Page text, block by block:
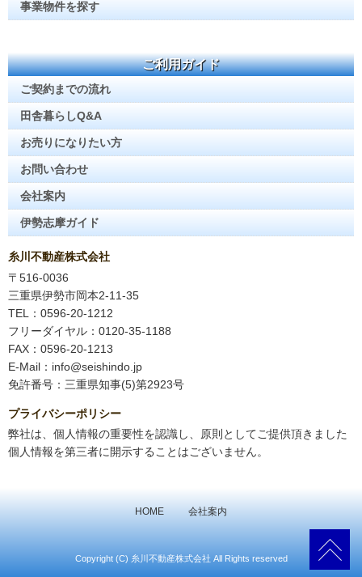
事業物件を探す
ご利用ガイド
ご契約までの流れ
田舎暮らしQ&A
お売りになりたい方
お問い合わせ
会社案内
伊勢志摩ガイド
糸川不動産株式会社
〒516-0036
三重県伊勢市岡本2-11-35
TEL：0596-20-1212
フリーダイヤル：0120-35-1188
FAX：0596-20-1213
E-Mail：info@seishindo.jp
免許番号：三重県知事(5)第2923号
プライバシーポリシー
弊社は、個人情報の重要性を認識し、原則としてご提供頂きました
個人情報を第三者に開示することはございません。
HOME 会社案内
Copyright (C) 糸川不動産株式会社 All Rights reserved